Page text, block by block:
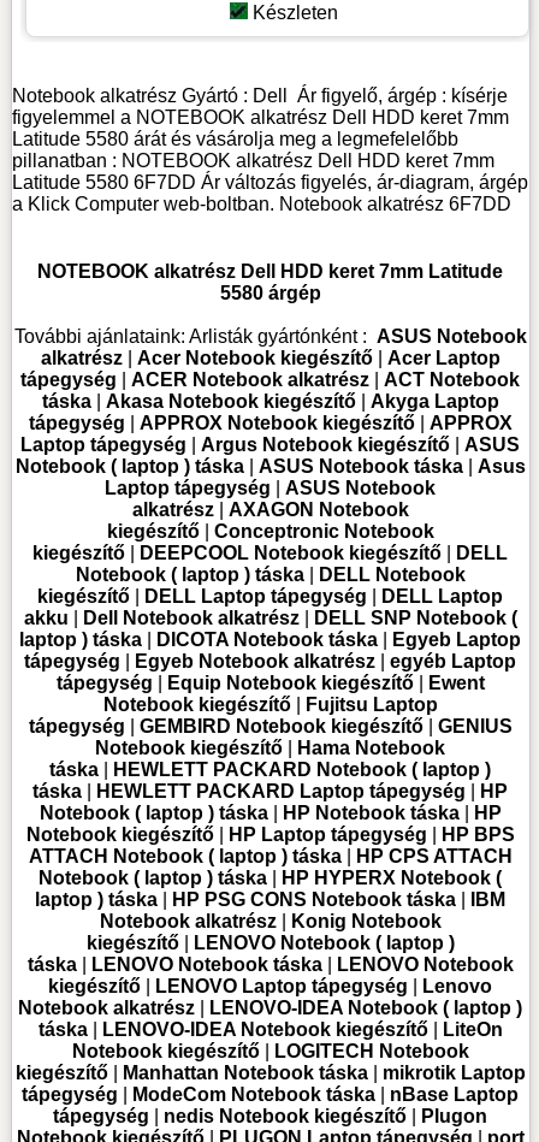
Készleten
Notebook alkatrész Gyártó : Dell
Ár figyelő, árgép : kísérje
figyelemmel a NOTEBOOK alkatrész Dell HDD keret 7mm
Latitude 5580 árát és vásárolja meg a legmefelelőbb
pillanatban : NOTEBOOK alkatrész Dell HDD keret 7mm
Latitude 5580 6F7DD Ár változás figyelés, ár-diagram, árgép
a Klick Computer web-boltban. Notebook alkatrész 6F7DD
NOTEBOOK alkatrész Dell HDD keret 7mm Latitude
5580 árgép
További ajánlataink: Arlisták gyártónként : ASUS Notebook
alkatrész| Acer Notebook kiegészítő| Acer Laptop
tápegység |ACER Notebook alkatrész |ACT Notebook
táska| Akasa Notebook kiegészítő| Akyga Laptop
tápegység
APPROX Notebook kiegészítő| APPROX
Laptop tápegység |Argus Notebook kiegészítő |ASUS
Notebook ( laptop ) táska| ASUS Notebook táska| Asus
Laptop tápegység |ASUS Notebook
alkatrész| AXAGON Notebook
kiegészítő| Conceptronic Notebook
kiegészítő
DEEPCOOL Notebook kiegészítő
DELL
Notebook ( laptop ) táska|
DELL Notebook
kiegészítő
DELL Laptop tápegység
DELL Laptop
akku
Dell Notebook alkatrész|
DELL SNP Notebook (
laptop ) táska
DICOTA Notebook táska
Egyeb Laptop
tápegység
Egyeb Notebook alkatrész |egyéb Laptop
tápegység
Equip Notebook kiegészítő|
Ewent
Notebook kiegészítő|
Fujitsu Laptop
tápegység
GEMBIRD Notebook kiegészítő| GENIUS
Notebook kiegészítő
Hama Notebook
táska
HEWLETT PACKARD Notebook ( laptop )
táska
HEWLETT PACKARD Laptop tápegység
HP
Notebook ( laptop ) táska| HP Notebook táska|
HP
Notebook kiegészítő| HP Laptop tápegység
HP BPS
ATTACH Notebook ( laptop ) táska|
HP CPS ATTACH
Notebook ( laptop ) táska
HP HYPERX Notebook (
laptop ) táska
HP PSG CONS Notebook táska
IBM
Notebook alkatrész|
Konig Notebook
kiegészítő|
LENOVO Notebook ( laptop )
táska| LENOVO Notebook táska|
LENOVO Notebook
kiegészítő
LENOVO Laptop tápegység
Lenovo
Notebook alkatrész
LENOVO-IDEA Notebook ( laptop )
táska| LENOVO-IDEA Notebook kiegészítő|
LiteOn
Notebook kiegészítő|
LOGITECH Notebook
kiegészítő| Manhattan Notebook táska| mikrotik Laptop
tápegység
ModeCom Notebook táska
nBase Laptop
tápegység
nedis Notebook kiegészítő
Plugon
Notebook kiegészítő| PLUGON Laptop tápegység
port